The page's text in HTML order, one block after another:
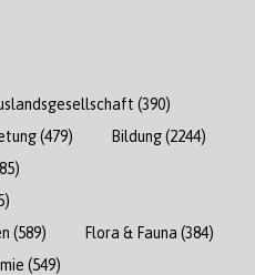
(390)
(479) Bildung(2244)
(589) Flora & Fauna (384)
(549)